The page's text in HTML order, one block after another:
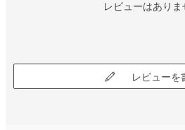
レビューはありま
レビューを